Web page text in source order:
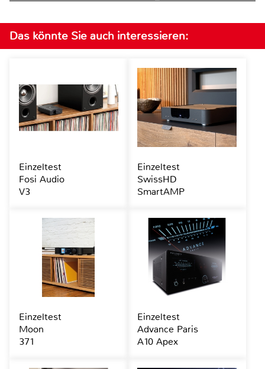
Das könnte Sie auch interessieren:
Einzeltest
Fosi Audio
V3
Einzeltest
SwissHD
SmartAMP
Einzeltest
Moon
371
Einzeltest
Advance Paris
A10 Apex